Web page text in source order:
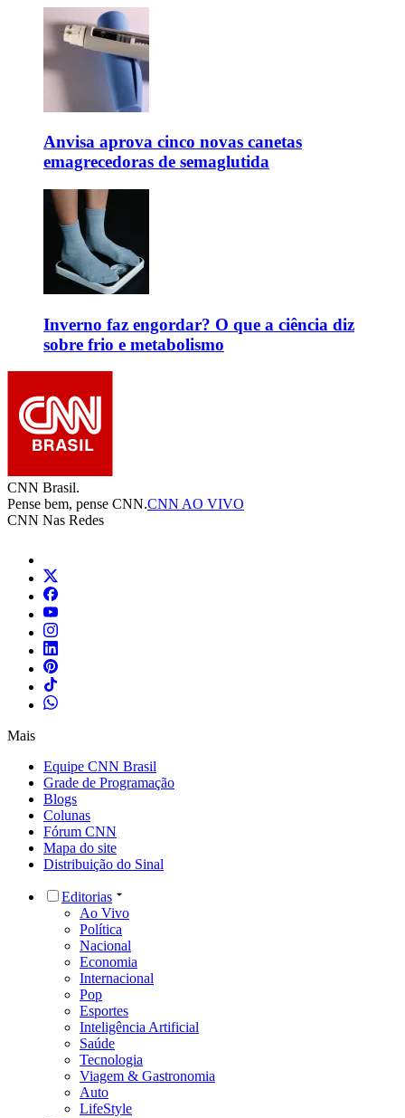
Anvisa aprova cinco novas canetas
emagrecedoras de semaglutida
Inverno faz engordar? O que a ciência diz
sobre frio e metabolismo
CNN Brasil.
Pense bem, pense CNN.CNN AO VIVO
CNN Nas Redes
Mais
Equipe CNN Brasil
Grade de Programação
Blogs
Colunas
Fórum CNN
Mapa do site
Distribuição do Sinal
Editorias
Ao Vivo
Política
Nacional
Economia
Internacional
Pop
Esportes
Inteligência Artificial
Saúde
Tecnologia
Viagem & Gastronomia
Auto
LifeStyle